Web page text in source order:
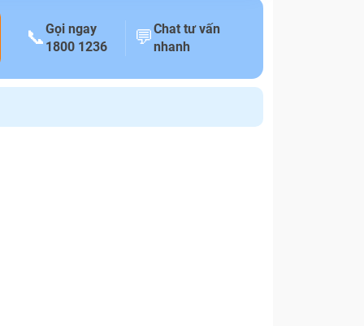
📞Gọi ngay
1800 1236
💬Chat tư vấn
nhanh